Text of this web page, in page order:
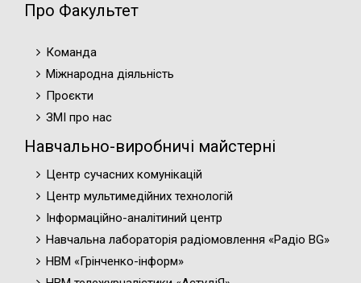
Про Факультет
Команда
Міжнародна діяльність
Проєкти
ЗМІ про нас
Навчально-виробничі майстерні
Центр сучасних комунікацій
Центр мультимедійних технологій
Інформаційно-аналітиний центр
Навчальна лабораторія радіомовлення «Радіо BG»
НВМ «Грінченко-інформ»